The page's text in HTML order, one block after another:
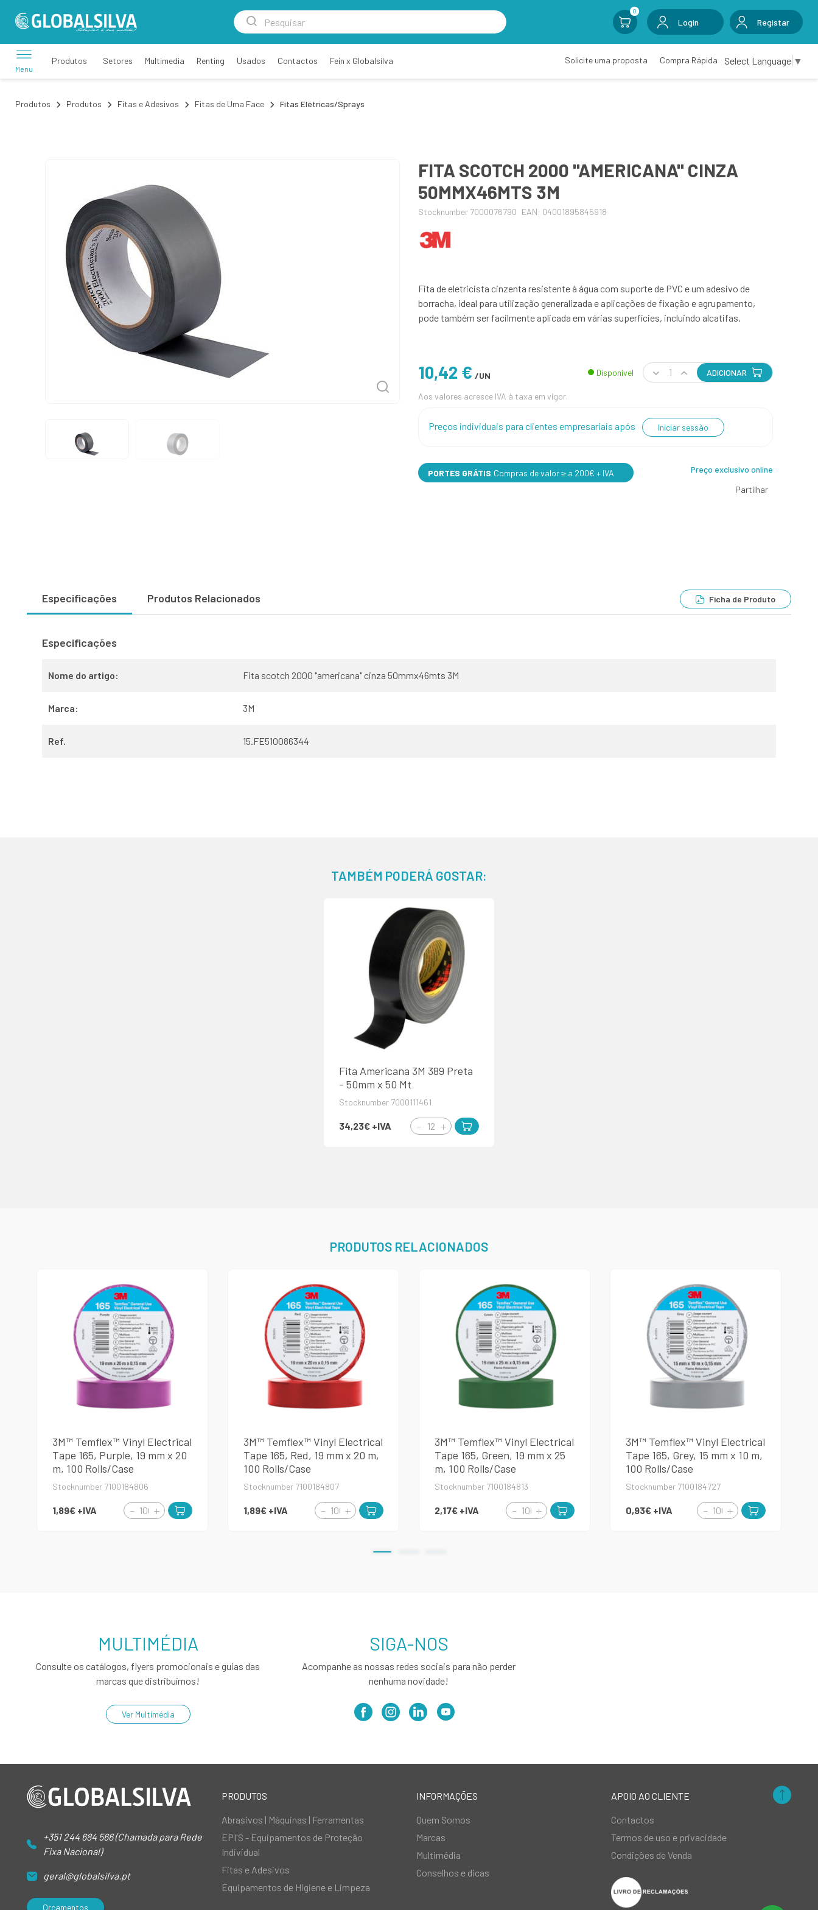
0
Login Registar
Menu
Produtos Setores Multimedia Renting Usados Contactos Fein x Globalsilva Solicite uma proposta Compra Rápida Select Language ▼
Produtos Produtos Fitas e Adesivos Fitas de Uma Face Fitas Elétricas/Sprays
FITA SCOTCH 2000 "AMERICANA" CINZA
50MMX46MTS 3M
Stocknumber 7000076790 EAN: 04001895845918
Fita de eletricista cinzenta resistente à água com suporte de PVC e um adesivo de
borracha, ideal para utilização generalizada e aplicações de fixação e agrupamento,
pode também ser facilmente aplicada em várias superfícies, incluindo alcatifas.
10,42 € /UN Disponível ADICIONAR
Aos valores acresce IVA à taxa em vigor.
Preços individuais para clientes empresariais após Iniciar sessão
PORTES GRÁTIS Compras de valor ≥ a 200€ + IVA
Preço exclusivo online
Partilhar
Especificações Produtos Relacionados Ficha de Produto
Especificações
Nome do artigo: Fita scotch 2000 "americana" cinza 50mmx46mts 3M
Marca: 3M
Ref. 15.FE510086344
TAMBÉM PODERÁ GOSTAR:
Fita Americana 3M 389 Preta
- 50mm x 50 Mt
Stocknumber 7000111461
34,23€ +IVA
PRODUTOS RELACIONADOS
3M™ Temflex™ Vinyl Electrical
Tape 165, Purple, 19 mm x 20
m, 100 Rolls/Case
Stocknumber 7100184806
1,89€ +IVA
3M™ Temflex™ Vinyl Electrical
Tape 165, Red, 19 mm x 20 m,
100 Rolls/Case
Stocknumber 7100184807
1,89€ +IVA
3M™ Temflex™ Vinyl Electrical
Tape 165, Green, 19 mm x 25
m, 100 Rolls/Case
Stocknumber 7100184813
2,17€ +IVA
3M™ Temflex™ Vinyl Electrical
Tape 165, Grey, 15 mm x 10 m,
100 Rolls/Case
Stocknumber 7100184727
0,93€ +IVA
MULTIMÉDIA
Consulte os catálogos, flyers promocionais e guias das
marcas que distribuímos!
Ver Multimédia
SIGA-NOS
Acompanhe as nossas redes sociais para não perder
nenhuma novidade!
+351 244 684 566 (Chamada para Rede
Fixa Nacional)
geral@globalsilva.pt
Orçamentos
PRODUTOS
Abrasivos | Máquinas | Ferramentas
EPI'S - Equipamentos de Proteção
Individual
Fitas e Adesivos
Equipamentos de Higiene e Limpeza
INFORMAÇÕES
Quem Somos
Marcas
Multimédia
Conselhos e dicas
APOIO AO CLIENTE
Contactos
Termos de uso e privacidade
Condições de Venda